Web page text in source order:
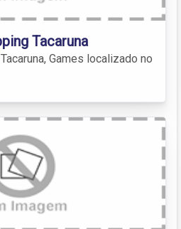
Tacaruna
Games localizado no